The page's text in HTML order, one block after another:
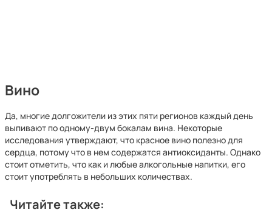
Вино
Да, многие долгожители из этих пяти регионов каждый день
выпивают по одному-двум бокалам вина. Некоторые
исследования утверждают, что красное вино полезно для
сердца, потому что в нем содержатся антиоксиданты. Однако
стоит отметить, что как и любые алкогольные напитки, его
стоит употреблять в небольших количествах.
Читайте также: